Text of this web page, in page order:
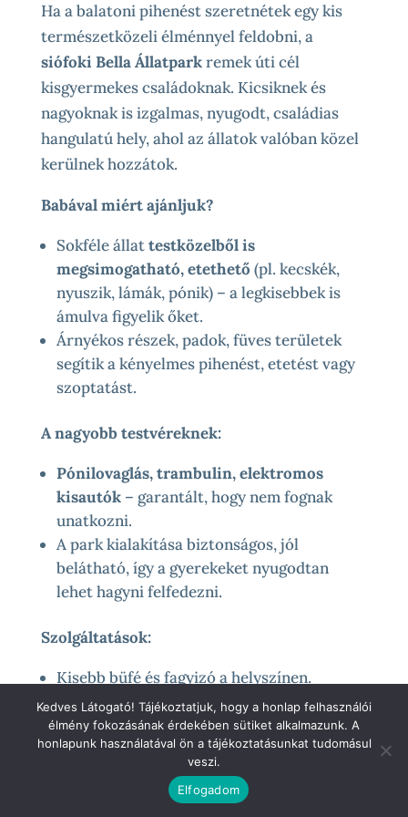
Ha a balatoni pihenést szeretnétek egy kis
természetközeli élménnyel feldobni, a
siófoki Bella Állatparkremek úti cél
kisgyermekes családoknak. Kicsiknek és
nagyoknak is izgalmas, nyugodt, családias
hangulatú hely, ahol az állatok valóban közel
kerülnek hozzátok.
Babával miért ajánljuk?
Sokféle állattestközelből is
megsimogatható, etethető (pl. kecskék,
nyuszik, lámák, pónik) – a legkisebbek is
ámulva figyelik őket.
Árnyékos részek, padok, füves területek
segítik a kényelmes pihenést, etetést vagy
szoptatást.
A nagyobb testvéreknek:
Pónilovaglás, trambulin, elektromos
kisautók– garantált, hogy nem fognak
unatkozni.
A park kialakítása biztonságos, jól
belátható, így a gyerekeket nyugodtan
lehet hagyni felfedezni.
Szolgáltatások:
Kisebb büfé és fagyizó a helyszínen.
A mosdóktiszták és babával is
használhatók, van pelenkázó.
Kedves Látogató! Tájékoztatjuk, hogy a honlap felhasználói
élmény fokozásának érdekében sütiket alkalmazunk. A
honlapunk használatával ön a tájékoztatásunkat tudomásul
veszi.
Elfogadom